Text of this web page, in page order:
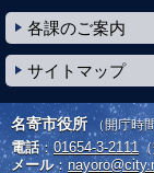
各課のご案内
サイトマップ
名寄市役所 （開庁時
電話：01654-3-2111
メール：